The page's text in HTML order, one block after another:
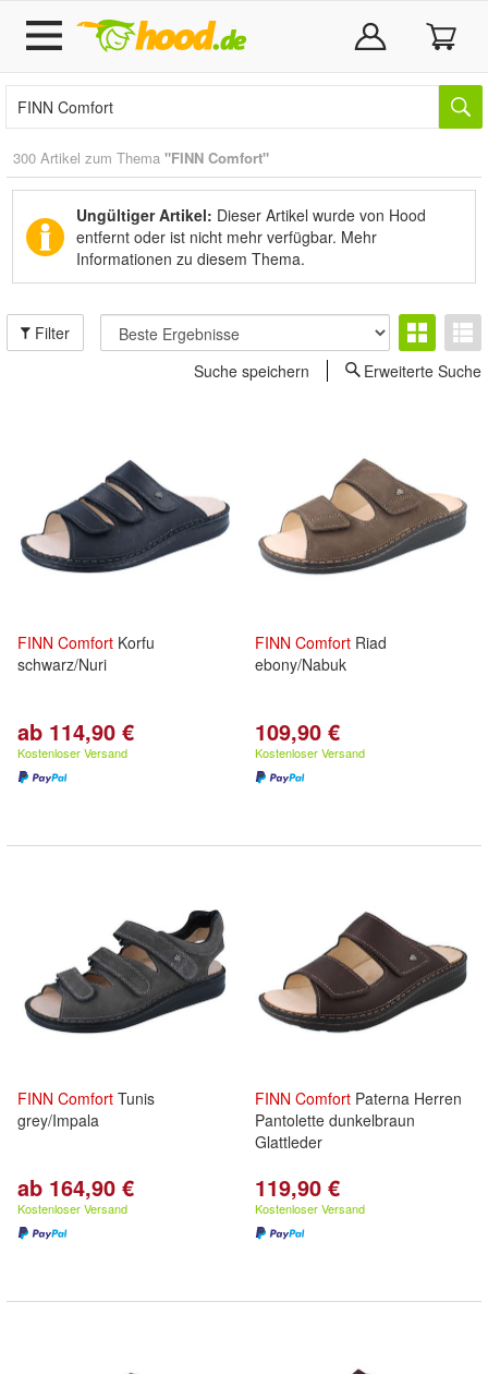
300 Artikel zum Thema "FINN Comfort"
Ungültiger Artikel: Dieser Artikel wurde von Hood
entfernt oder ist nicht mehr verfügbar. Mehr
Informationen zu diesem Thema.
Filter
Suche speichern
Erweiterte Suche
FINN Comfort Korfu
schwarz/Nuri
ab 114,90 €
Kostenloser Versand
FINN Comfort Riad
ebony/Nabuk
109,90 €
Kostenloser Versand
FINN Comfort Tunis
grey/Impala
ab 164,90 €
Kostenloser Versand
FINN Comfort Paterna Herren
Pantolette dunkelbraun
Glattleder
119,90 €
Kostenloser Versand